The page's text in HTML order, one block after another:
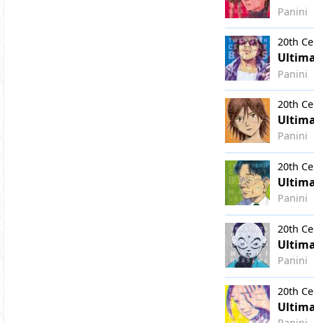
Panini
20th
Panini
20th
Panini
20th
Panini
20th
Panini
20th